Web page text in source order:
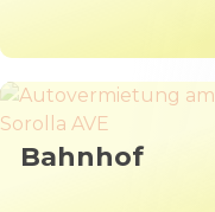
Bahnhof